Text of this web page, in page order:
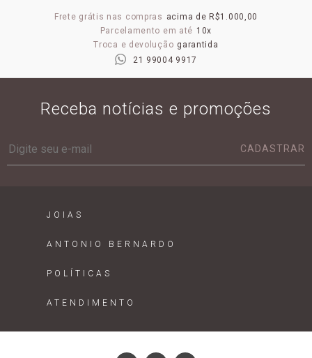
Frete grátis nas compras acima de R$1.000,00
Parcelamento em até 10x
Troca e devolução garantida
21 99004 9917
Receba notícias e promoções
CADASTRAR
JOIAS
ANTONIO BERNARDO
POLÍTICAS
ATENDIMENTO